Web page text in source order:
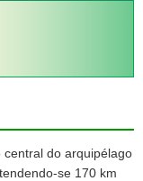
central do arquipélago
se 170 km